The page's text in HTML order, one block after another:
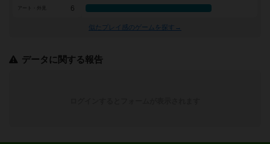
アート・外見 6
似たプレイ感のゲームを探す→
データに関する報告